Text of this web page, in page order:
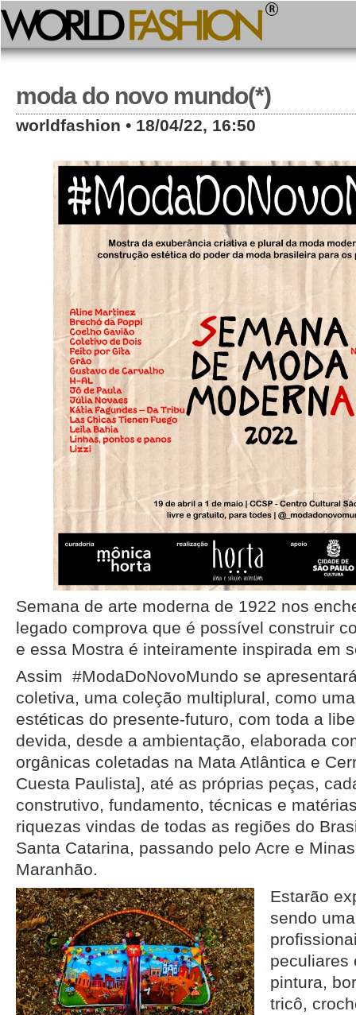
moda do novo mundo(*)
worldfashion • 18/04/22, 16:50
Semana de arte moderna de 1922 nos
legado comprova que é possível construir
e essa Mostra é inteiramente inspirada em
Assim #ModaDoNovoMundo se
coletiva, uma coleção multiplural, como
estéticas do presente-futuro, com toda a
devida, desde a ambientação, elaborada
orgânicas coletadas na Mata Atlântica e
Cuesta Paulista], até as próprias peças,
construtivo, fundamento, técnicas e
riquezas vindas de todas as regiões do
Santa Catarina, passando pelo Acre e
Maranhão.
Estarão
sendo
peculiares
pintura,
tricô,